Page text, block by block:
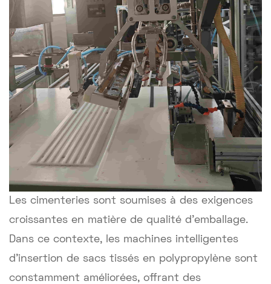
Les cimenteries sont soumises à des exigences
croissantes en matière de qualité d'emballage.
Dans ce contexte, les machines intelligentes
d'insertion de sacs tissés en polypropylène sont
constamment améliorées, offrant des